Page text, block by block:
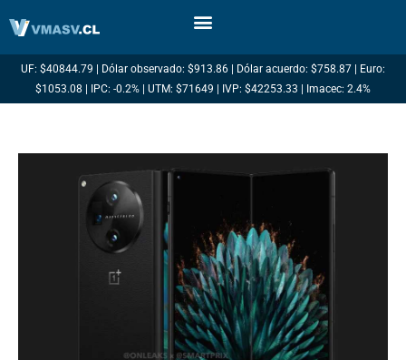
UF: $40844.79 | Dólar observado: $913.86 | Dólar acuerdo: $758.87 | Euro:
$1053.08 | IPC: -0.2% | UTM: $71649 | IVP: $42253.33 | Imacec: 2.4%